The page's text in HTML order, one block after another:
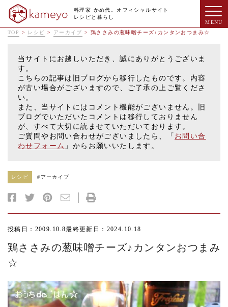
料理家 かめ代。オフィシャルサイト
レシピと暮らし
TOP > レシピ > アーカイブ >鶏ささみの葱味噌チーズ♪カンタンおつまみ☆
当サイトにお越しいただき、誠にありがとうございま
す。
こちらの記事は旧ブログから移行したものです。内容
が古い場合がございますので、ご了承の上ご覧くださ
い。
また、当サイトにはコメント機能がございません。旧
ブログでいただいたコメントは移行しておりません
が、すべて大切に読ませていただいております。
ご質問やお問い合わせがございましたら、「 お問い合
わせフォーム 」からお願いいたします。
レシピ # アーカイブ
投稿日：2009.10.8最終更新日：2024.10.18
鶏ささみの葱味噌チーズ♪カンタンおつまみ
☆